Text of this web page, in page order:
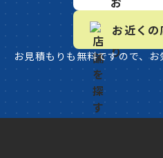
お近く
お見積もりも無料ですので、